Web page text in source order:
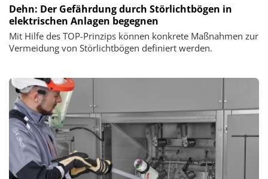
Dehn: Der Gefährdung durch Störlichtbögen in
elektrischen Anlagen begegnen
Mit Hilfe des TOP-Prinzips können konkrete Maßnahmen zur
Vermeidung von Störlichtbögen definiert werden.